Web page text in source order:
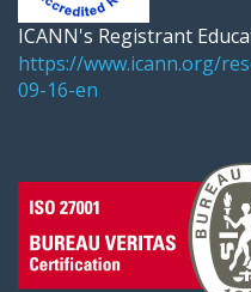
ICANN's Registrant
https://www.icann.org/
09-16-en